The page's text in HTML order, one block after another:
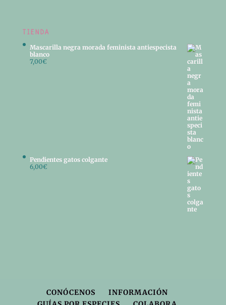
TIENDA
Mascarilla negra morada feminista antiespecista
blanco
7,00€
Pendientes gatos colgante
6,00€
CONÓCENOS
INFORMACIÓN